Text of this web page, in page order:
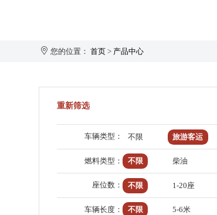
31-40座
41-50座
50座以上
企业新闻
安凯大家园
生产制造
企业简介
您的位置：首页 > 产品中心
重新筛选
车辆类型： 不限 旅游客运
燃料类型： 不限 柴油
座位数： 不限 1-20座
车辆长度： 不限 5-6米